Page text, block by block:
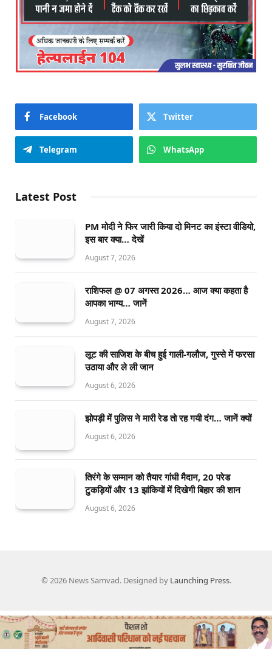
Facebook Twitter
Telegram WhatsApp
Latest Post
PM मोदी ने फिर जारी किया दो मिनट का इंस्टा वीडियो,
इस बार क्या… देखें
August 7, 2026
राशिफल @ 07 अगस्त 2026… आज क्या कहता है
आपका भाग्य… जानें
August 7, 2026
लूट की साजिश के बीच हुई गाली-गलौज, गुस्से में फरसा
उठाया और ले ली जान
August 6, 2026
झोपड़ी में पुलिस ने मारी रेड तो रह गयी दंग… जानें क्यों
August 6, 2026
तिरंगे के सम्मान को तैयार गांधी मैदान, 20 परेड
टुकड़ियों और 13 झांकियों में दिखेगी बिहार की शान
August 6, 2026
© 2026 News Samvad. Designed by Launching Press.